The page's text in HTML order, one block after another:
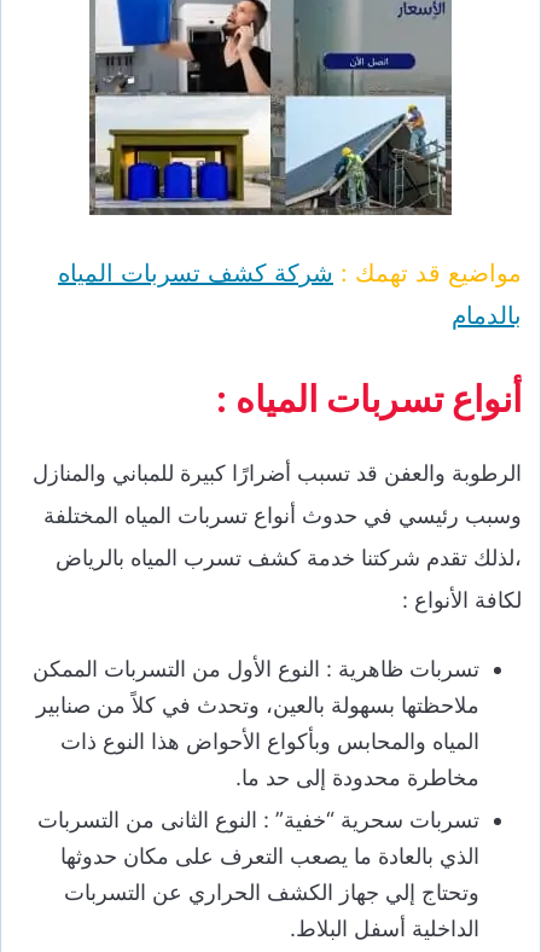
مواضيع قد تهمك : شركة كشف تسربات المياه
بالدمام
أنواع تسربات المياه :
الرطوبة والعفن قد تسبب أضرارًا كبيرة للمباني والمنازل
وسبب رئيسي في حدوث أنواع تسربات المياه المختلفة
،لذلك تقدم شركتنا خدمة كشف تسرب المياه بالرياض
لكافة الأنواع :
تسربات ظاهرية : النوع الأول من التسربات الممكن
ملاحظتها بسهولة بالعين، وتحدث في كلاً من صنابير
المياه والمحابس وبأكواع الأحواض هذا النوع ذات
مخاطرة محدودة إلى حد ما.
تسربات سحرية “خفية” : النوع الثانى من التسربات
الذي بالعادة ما يصعب التعرف على مكان حدوثها
وتحتاج إلي جهاز الكشف الحراري عن التسربات
الداخلية أسفل البلاط.